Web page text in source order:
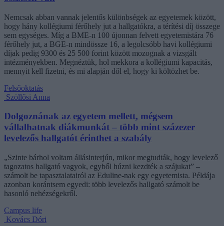
Nemcsak abban vannak jelentős különbségek az egyetemek között,
hogy hány kollégiumi férőhely jut a hallgatókra, a térítési díj összege
sem egységes. Míg a BME-n 100 újonnan felvett egyetemistára 76
férőhely jut, a BGE-n mindössze 16, a legolcsóbb havi kollégiumi
díjak pedig 9300 és 25 500 forint között mozognak a vizsgált
intézményekben. Megnéztük, hol mekkora a kollégiumi kapacitás,
mennyit kell fizetni, és mi alapján dől el, hogy ki költözhet be.
Felsőoktatás
Szöllősi Anna
Dolgoznának az egyetem mellett, mégsem
vállalhatnak diákmunkát – több mint százezer
levelezős hallgatót érinthet a szabály
„Szinte bárhol voltam állásinterjún, mikor megtudták, hogy levelező
tagozatos hallgató vagyok, egyből húzni kezdték a szájukat” –
számolt be tapasztalatairól az Eduline-nak egy egyetemista. Példája
azonban korántsem egyedi: több levelezős hallgató számolt be
hasonló nehézségekről.
Campus life
Kovács Dóri